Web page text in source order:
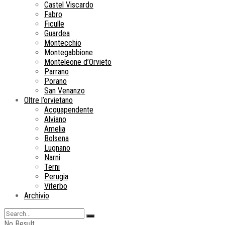
Castel Viscardo
Fabro
Ficulle
Guardea
Montecchio
Montegabbione
Monteleone d’Orvieto
Parrano
Porano
San Venanzo
Oltre l’orvietano
Acquapendente
Alviano
Amelia
Bolsena
Lugnano
Narni
Terni
Perugia
Viterbo
Archivio